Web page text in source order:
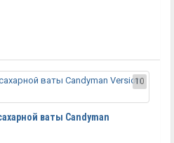
10
ваты Candyman